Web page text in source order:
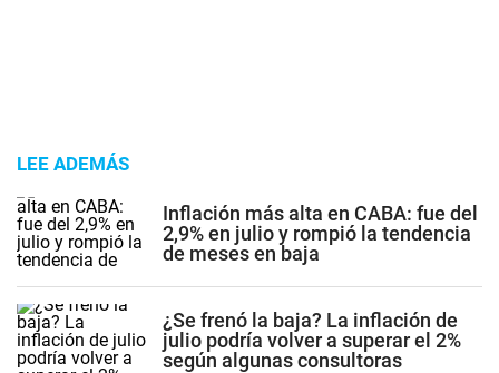
LEE ADEMÁS
Inflación más alta en CABA: fue del
2,9% en julio y rompió la tendencia
de meses en baja
¿Se frenó la baja? La inflación de
julio podría volver a superar el 2%
según algunas consultoras